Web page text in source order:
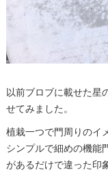
以前ブロブに載せた星
せてみました。
植栽一つで門周りのイ
シンプルで細めの機能
があるだけで違った印